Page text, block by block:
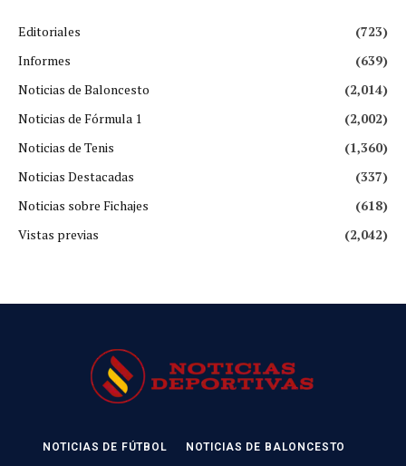
Editoriales
(723)
Informes
(639)
Noticias de Baloncesto
(2,014)
Noticias de Fórmula 1
(2,002)
Noticias de Tenis
(1,360)
Noticias Destacadas
(337)
Noticias sobre Fichajes
(618)
Vistas previas
(2,042)
NOTICIAS DE FÚTBOL NOTICIAS DE BALONCESTO